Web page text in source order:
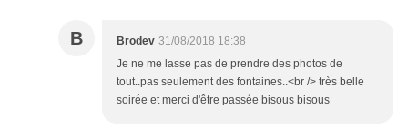
B Brodev 31/08/2018 18:38
Je ne me lasse pas de prendre des photos de
tout..pas seulement des fontaines..<br /> très belle
soirée et merci d'être passée bisous bisous